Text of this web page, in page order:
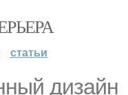
статьи
дизайн